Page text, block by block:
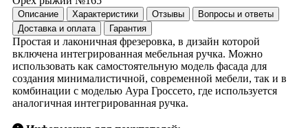
Описание Характеристики Отзывы
Вопросы и ответы
Доставка и оплата
Гарантия
Простая и лаконичная фрезеровка, в дизайн которой
включена интегрированная мебельная ручка. Можно
использовать как самостоятельную модель фасада для
создания минималистичной, современной мебели, так и в
комбинации с моделью Аура Гроссето, где используется
аналогичная интегрированная ручка.